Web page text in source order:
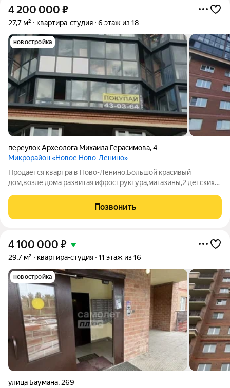
4 200 000 ₽
27,7 м² квартира-студия 6 этаж из 18
новостройка
переулок Археолога Михаила Герасимова,4
Микрорайон «Новое Ново-Ленино»
Продаётся квартра в Ново-Ленино.Большой красивый
дом,возле дома развитая ифроструктура,магазины,2 детских
доступности.В квартире частично сделана предчистовая
отделка,что позволяет закончить ремон уже
Позвонить
4 100 000 ₽
29,7 м² квартира-студия 11 этаж из 16
новостройка
улица Баумана, 269